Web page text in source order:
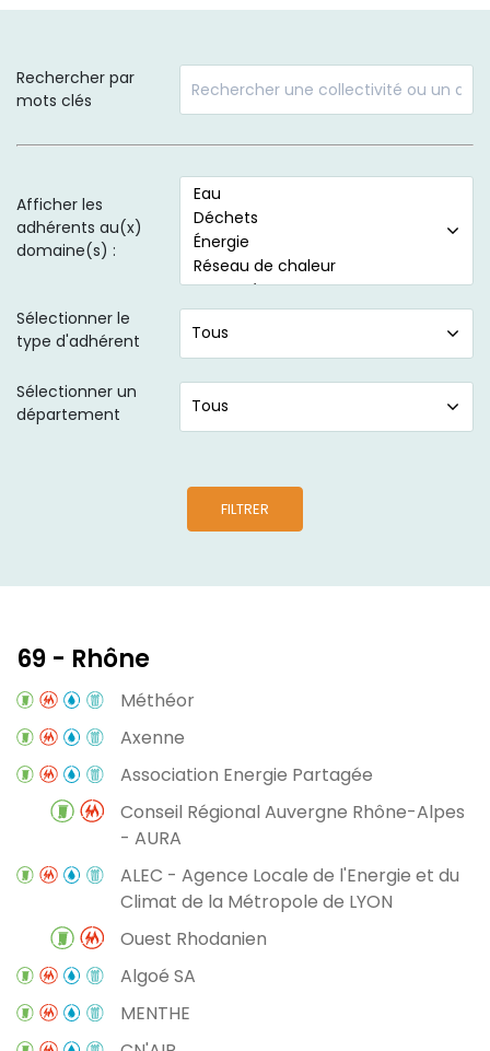
Rechercher par
mots clés
Afficher les
adhérents au(x)
domaine(s) :
Sélectionner le
type d'adhérent
Sélectionner un
département
FILTRER
69 - Rhône
Méthéor
Axenne
Association Energie Partagée
Conseil Régional Auvergne Rhône-Alpes
- AURA
ALEC - Agence Locale de l'Energie et du
Climat de la Métropole de LYON
Ouest Rhodanien
Algoé SA
MENTHE